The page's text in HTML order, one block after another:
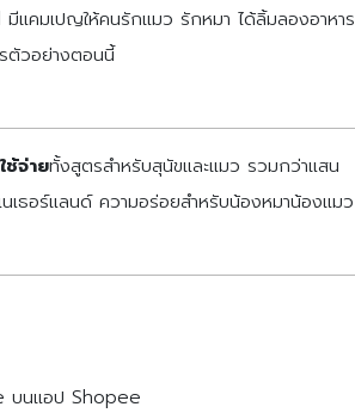
แคมเปญให้คนรักแมว รักหมา ได้ลิ้มลองอาหาร
ตัวอย่างตอนนี้
ช้จ่ายทั้งสูตรสำหรับสุนัขและแมว รวมกว่าแสน
เธอร์แลนด์ ความอร่อยสำหรับน้องหมาน้องแมว
บนแอป Shopee